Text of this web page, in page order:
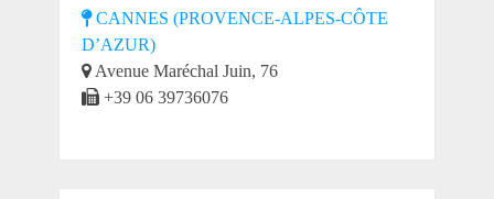
CANNES (PROVENCE-ALPES-CÔTE
D’AZUR)
Avenue Maréchal Juin, 76
+39 06 39736076